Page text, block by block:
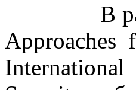
В рамках
Approaches